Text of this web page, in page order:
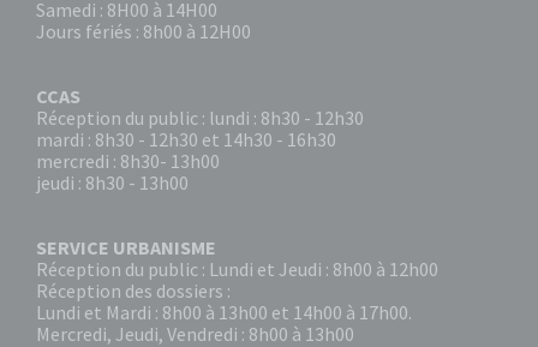
Samedi : 8H00 à 14H00
Jours fériés : 8h00 à 12H00
CCAS
Réception du public : lundi : 8h30 - 12h30
mardi : 8h30 - 12h30 et 14h30 - 16h30
mercredi : 8h30- 13h00
jeudi : 8h30 - 13h00
SERVICE URBANISME
Réception du public : Lundi et Jeudi : 8h00 à 12h00
Réception des dossiers :
Lundi et Mardi : 8h00 à 13h00 et 14h00 à 17h00.
Mercredi, Jeudi, Vendredi : 8h00 à 13h00